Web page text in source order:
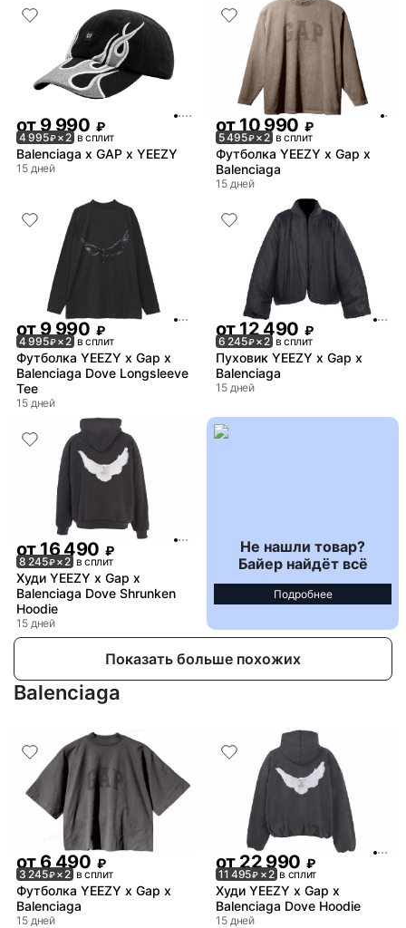
от 9 990 ₽
4 995₽× 2 в сплит
Balenciaga x GAP x YEEZY
15 дней
от 10 990 ₽
5 495₽× 2 в сплит
Футболка YEEZY x Gap x
Balenciaga
15 дней
от9 990 ₽
4 995₽× 2 в сплит
Футболка YEEZY x Gap x
Balenciaga Dove Longsleeve
Tee
15 дней
от12 490 ₽
6 245₽× 2 в сплит
Пуховик YEEZY x Gap x
Balenciaga
15 дней
от16 490 ₽
8 245₽× 2 в сплит
Худи YEEZY x Gap x
Balenciaga Dove Shrunken
Hoodie
15 дней
Не нашли товар?
Байер найдёт всё
Подробнее
Показать больше похожих
Balenciaga
от 6 490 ₽
3 245₽× 2 в сплит
Футболка YEEZY x Gap x
Balenciaga
15 дней
от 22 990 ₽
11 495₽ × 2 в сплит
Худи YEEZY x Gap x
Balenciaga Dove Hoodie
15 дней